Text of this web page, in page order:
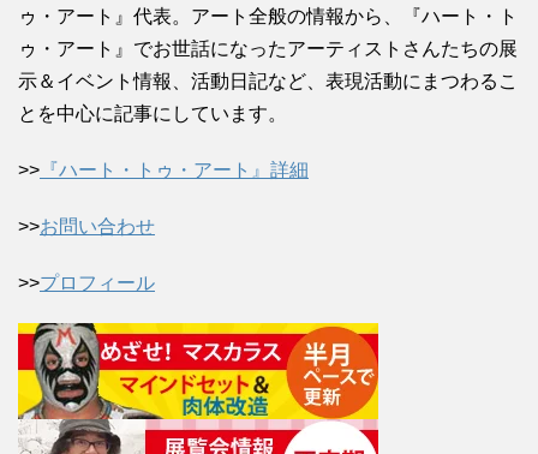
ゥ・アート』代表。アート全般の情報から、『ハート・ト
ゥ・アート』でお世話になったアーティストさんたちの展
示＆イベント情報、活動日記など、表現活動にまつわるこ
とを中心に記事にしています。
>> 『ハート・トゥ・アート』詳細
>>お問い合わせ
>>プロフィール